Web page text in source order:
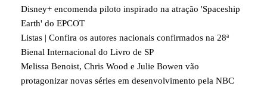
Disney+ encomenda piloto inspirado na atração 'Spaceship
Earth' do EPCOT
Listas | Confira os autores nacionais confirmados na 28ª
Bienal Internacional do Livro de SP
Melissa Benoist, Chris Wood e Julie Bowen vão
protagonizar novas séries em desenvolvimento pela NBC